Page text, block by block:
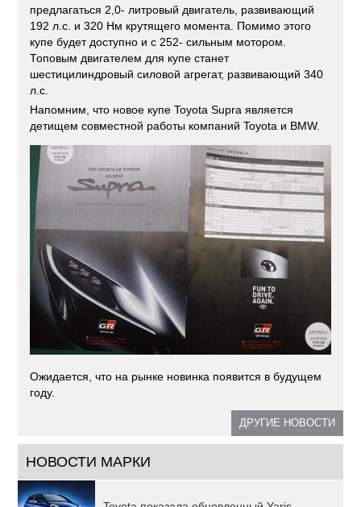
предлагаться 2,0- литровый двигатель, развивающий
192 л.с. и 320 Нм крутящего момента. Помимо этого
купе будет доступно и с 252- сильным мотором.
Топовым двигателем для купе станет
шестицилиндровый силовой агрегат, развивающий 340
л.с.
Напомним, что новое купе Toyota Supra является
детищем совместной работы компаний Toyota и BMW.
Ожидается, что на рынке новинка появится в будущем
году.
ДРУГИЕ НОВОСТИ
НОВОСТИ МАРКИ